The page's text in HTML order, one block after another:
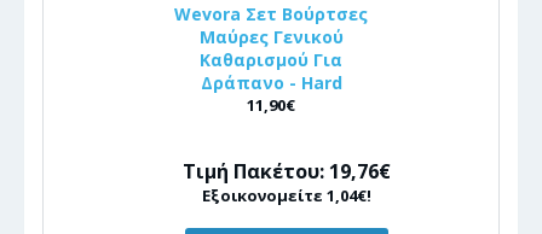
Wevora Σετ Βούρτσες
Μαύρες Γενικού
Καθαρισμού Για
Δράπανο - Hard
11,90€
Τιμή Πακέτου: 19,76€
Εξοικονομείτε 1,04€!